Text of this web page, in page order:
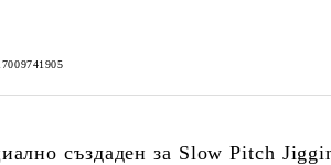
създаден за Slow Pitch